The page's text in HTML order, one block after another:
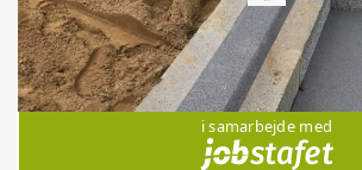
Jobs
i samarbejde med